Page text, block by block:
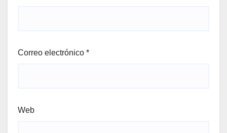
Correo electrónico *
Web